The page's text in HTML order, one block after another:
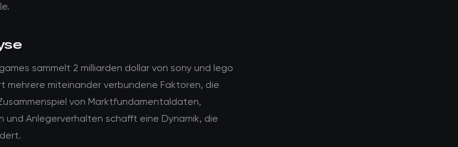
sammelt 2 milliarden dollar von sony und lego
mehrere miteinander verbundene Faktoren, die
von Marktfundamentaldaten,
und Anlegerverhalten schafft eine Dynamik, die